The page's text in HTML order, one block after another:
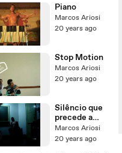
Piano
Marcos Ariosi
20 years ago
Stop Motion
Marcos Ariosi
20 years ago
Silêncio que
precede a
Loucura
Marcos Ariosi
20 years ago